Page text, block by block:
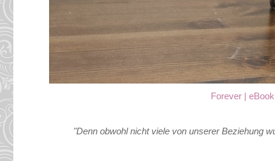
Forever |
"Denn obwohl nicht viele von unserer Beziehung